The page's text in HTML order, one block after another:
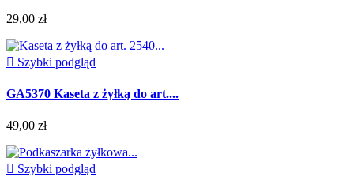
29,00 zł
 Szybki podgląd
GA5370 Kaseta z żyłką do art....
49,00 zł
 Szybki podgląd